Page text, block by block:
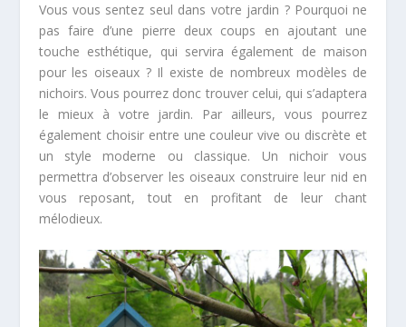
Vous vous sentez seul dans votre jardin ? Pourquoi ne
pas faire d’une pierre deux coups en ajoutant une
touche esthétique, qui servira également de maison
pour les oiseaux ? Il existe de nombreux modèles de
nichoirs. Vous pourrez donc trouver celui, qui s’adaptera
le mieux à votre jardin. Par ailleurs, vous pourrez
également choisir entre une couleur vive ou discrète et
un style moderne ou classique. Un nichoir vous
permettra d’observer les oiseaux construire leur nid en
vous reposant, tout en profitant de leur chant
mélodieux.